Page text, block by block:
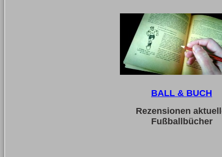
BALL & BUCH
Rezensionen
Fußballbücher